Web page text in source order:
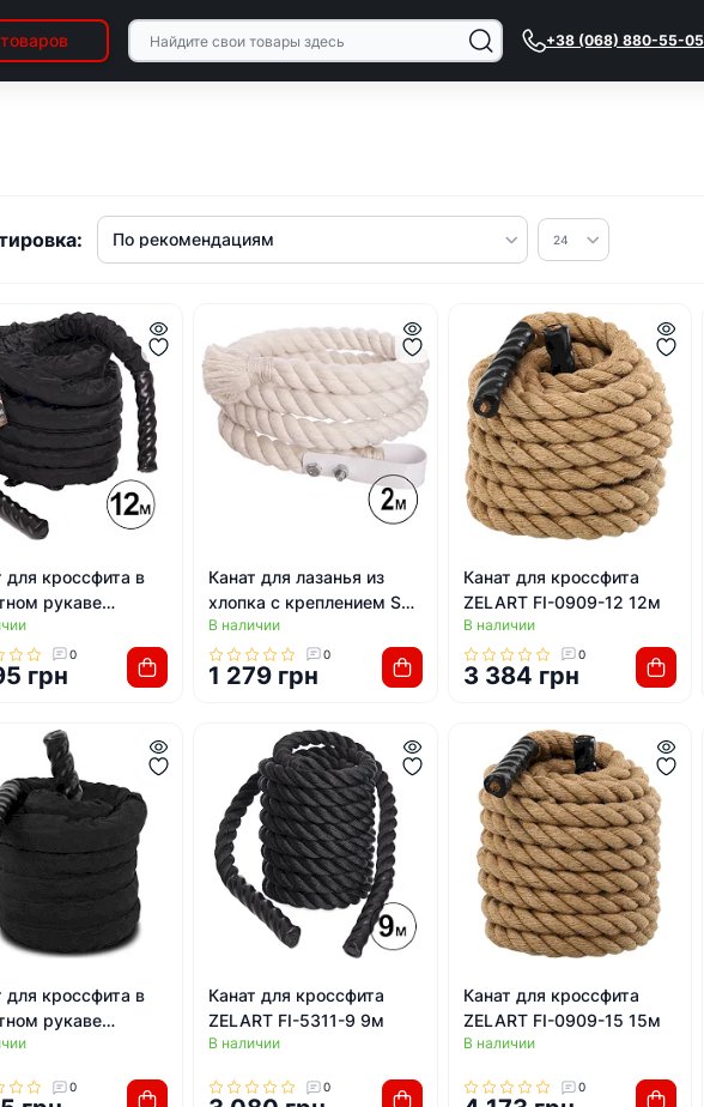
+38 (068) 880-55-05
для кроссфита в
рукаве
FI-5719-12 12м
0
грн
Канат для лазанья из
хлопка с креплением SP-
PLANETA R-3898-2 2м
В наличии
0
1 279 грн
Канат для кроссфита
ZELART FI-0909-12 12м
В наличии
0
3 384 грн
для кроссфита в
рукаве
FI-5719-6 6м
0
Канат для кроссфита
ZELART FI-5311-9 9м
В наличии
0
Канат для кроссфита
ZELART FI-0909-15 15м
В наличии
0